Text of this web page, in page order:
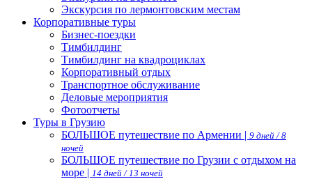
Экскурсия по лермонтовским местам
Корпоративные туры
Бизнес-поездки
Тимбилдинг
Тимбилдинг на квадроциклах
Корпоративный отдых
Транспортное обслуживание
Деловые мероприятия
Фотоотчеты
Туры в Грузию
БОЛЬШОЕ путешествие по Армении | 9 дней / 8
ночей
БОЛЬШОЕ путешествие по Грузии с отдыхом на
море | 14 дней / 13 ночей